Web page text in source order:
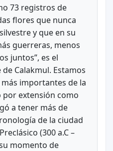
73 registros de
flores que nunca
y que en su
guerreras, menos
juntos”, es el
Calakmul. Estamos
importantes de la
por extensión como
a tener más de
de la ciudad
(300 a.C –
momento de